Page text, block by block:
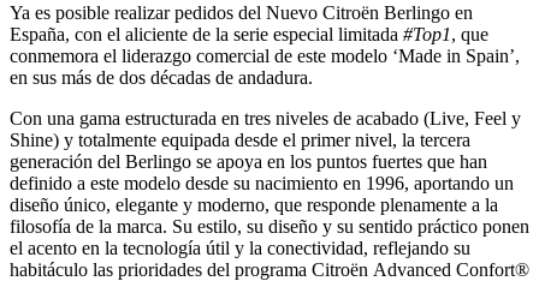
Ya es posible realizar pedidos del Nuevo Citroën Berlingo en
España, con el aliciente de la serie especial limitada #Top1, que
conmemora el liderazgo comercial de este modelo ‘Made in Spain’,
en sus más de dos décadas de andadura.
Con una gama estructurada en tres niveles de acabado (Live, Feel y
Shine) y totalmente equipada desde el primer nivel, la tercera
generación del Berlingo se apoya en los puntos fuertes que han
definido a este modelo desde su nacimiento en 1996, aportando un
diseño único, elegante y moderno, que responde plenamente a la
filosofía de la marca. Su estilo, su diseño y su sentido práctico ponen
el acento en la tecnología útil y la conectividad, reflejando su
habitáculo las prioridades del programa Citroën Advanced Confort®